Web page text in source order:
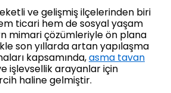
ve gelişmiş ilçelerinden biri
ticari hem de sosyal yaşam
mimari çözümleriyle ön plana
son yıllarda artan yapılaşma
kapsamında,asma tavan
işlevsellik arayanlar için
haline gelmiştir.